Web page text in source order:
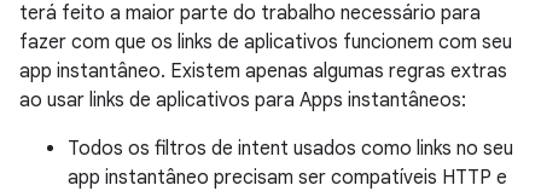
terá feito a maior parte do trabalho necessário para
fazer com que os links de aplicativos funcionem com seu
app instantâneo. Existem apenas algumas regras extras
ao usar links de aplicativos para Apps instantâneos:
Todos os filtros de intent usados como links no seu
app instantâneo precisam ser compatíveis HTTP e